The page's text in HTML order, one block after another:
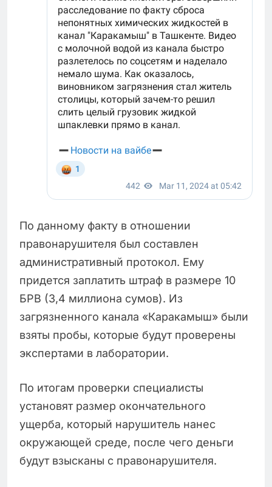
По данному факту в отношении
правонарушителя был составлен
административный протокол. Ему
придется заплатить штраф в размере 10
БРВ (3,4 миллиона сумов). Из
загрязненного канала «Каракамыш» были
взяты пробы, которые будут проверены
экспертами в лаборатории.
По итогам проверки специалисты
установят размер окончательного
ущерба, который нарушитель нанес
окружающей среде, после чего деньги
будут взысканы с правонарушителя.